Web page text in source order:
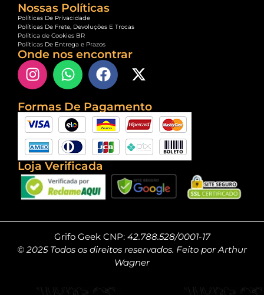
Nossas Políticas
Políticas De Privacidade
Políticas De Frete, Devoluções E Trocas
Política de Cookies BR
Políticas De Entrega e Prazos
Onde nos encontrar
Formas De Pagamento
Loja Verificada
Grifo Geek CNP: 42.788.528/0001-17
© 2025 Todos os direitos reservados. Feito por Arthur
Wagner